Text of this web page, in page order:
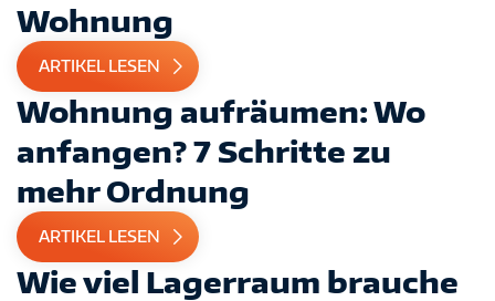
Wohnung
ARTIKEL LESEN
Wohnung aufräumen: Wo
anfangen? 7 Schritte zu
mehr Ordnung
ARTIKEL LESEN
Wie viel Lagerraum brauche